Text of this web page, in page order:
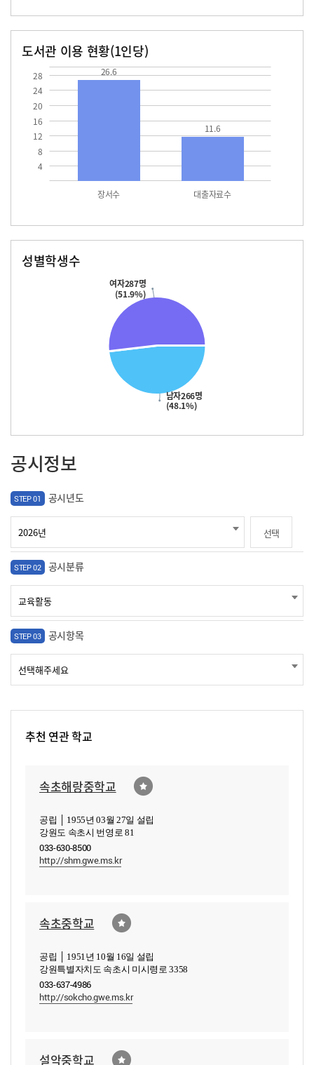
도서관 이용 현황(1인당)
4
8
12
16
20
24
28
장서수 대출자료수
26.6
11.6
성별학생수
남자266명
(48.1%)
여자287명
(51.9%)
공시정보
STEP 01 공시년도
선택
STEP 02 공시분류
STEP 03 공시항목
추천 연관 학교
속초해랑중학교
공립 │ 1955년 03월 27일 설립
강원도 속초시 번영로 81
033-630-8500
http://shm.gwe.ms.kr
속초중학교
공립 │ 1951년 10월 16일 설립
강원특별자치도 속초시 미시령로 3358
033-637-4986
http://sokcho.gwe.ms.kr
설악중학교